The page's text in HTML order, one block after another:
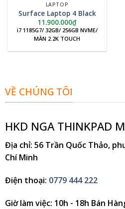
LAPTOP
Surface Laptop 4 Black
11.900.000₫
i7 1185G7/ 32GB/ 256GB NVME/
MÀN 2.2K TOUCH
VỀ CHÚNG TÔI
HKD NGA THINKPAD
Địa chỉ: 56 Trần Quốc Thảo,
Chí Minh
Điện thoại: 0779 444 222
Giờ làm việc: 10h - 18h Bán